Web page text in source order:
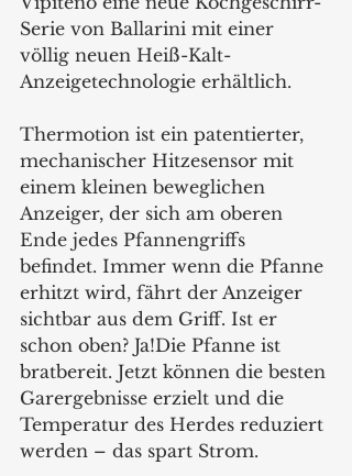
Serie von Ballarini mit einer
völlig neuen Heiß-Kalt-
Anzeigetechnologie erhältlich.
Thermotion ist ein patentierter,
mechanischer Hitzesensor mit
einem kleinen beweglichen
Anzeiger, der sich am oberen
Ende jedes Pfannengriffs
befindet. Immer wenn die Pfanne
erhitzt wird, fährt der Anzeiger
sichtbar aus dem Griff. Ist er
schon oben? Ja!Die Pfanne ist
bratbereit. Jetzt können die besten
Garergebnisse erzielt und die
Temperatur des Herdes reduziert
werden – das spart Strom.